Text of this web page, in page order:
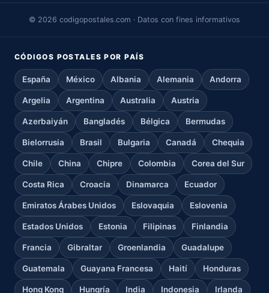
© 2026 codigopostales.com · Datos con fines informativos
CÓDIGOS POSTALES POR PAÍS
España México Albania Alemania Andorra
Argelia Argentina Australia Austria
Azerbaiyán Bangladés Bélgica Bermudas
Bielorrusia Brasil Bulgaria Canadá Chequia
Chile China Chipre Colombia Corea del Sur
Costa Rica Croacia Dinamarca Ecuador
Emiratos Árabes Unidos Eslovaquia Eslovenia
Estados Unidos Estonia Filipinas Finlandia
Francia Gibraltar Groenlandia Guadalupe
Guatemala Guayana Francesa Haití Honduras
Hong Kong Hungría India Indonesia Irlanda